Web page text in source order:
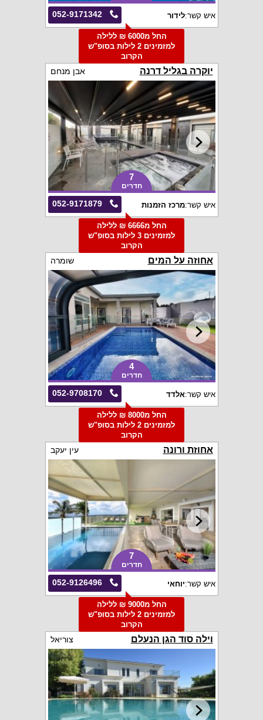
052-9171342 איש קשר:לידור
החל מ6000 ₪ ללילה
למזמינים 2 לילות בסופ"ש
הקרוב
יוקרה בגליל דרנה אבן מנחם
7
חדרים
052-9171879 איש קשר:מרכז הזמנות
החל מ6666 ₪ ללילה
למזמינים 3 לילות בסופ"ש
הקרוב
אחוזה על המים שומרה
4
חדרים
052-9708170 איש קשר:אלדד
החל מ8000 ₪ ללילה
למזמינים 2 לילות בסופ"ש
הקרוב
אחוזת ורונה עין יעקב
7
חדרים
052-9126496 איש קשר:יוחאי
החל מ9000 ₪ ללילה
למזמינים 2 לילות בסופ"ש
הקרוב
וילה סוד הגן הנעלם צוריאל